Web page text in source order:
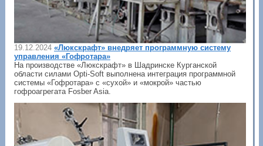
19.12.2024 «Люкскрафт» внедряет программную систему
управления «Гофротара»
На производстве «Люкскрафт» в Шадринске Курганской
области силами Opti-Soft выполнена интеграция программной
системы «Гофротара» с «сухой» и «мокрой» частью
гофроагрегата Fosber Asia.